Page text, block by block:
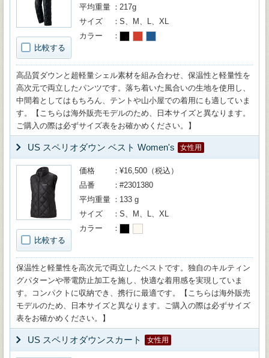
比較する
平均重量
217g
サイズ
S、M、L、XL
カラー
高品質ダウンと超軽量シェル素材を組み合わせ、保温性と軽量性を
高次元で両立したパンツです。落ち着いた風合いの生地を使用し、
中間着としてはもちろん、テントや山小屋での着用にも適していま
す。【こちらは海外販売モデルのため、日本サイズと異なります。
ご購入の際は必ずサイズ表をお確かめください。】
US スペリオダウン ベスト Women's 女性用
比較する
価格
¥16,500（税込）
品番
#2301380
平均重量
133 g
サイズ
S、M、L、XL
カラー
保温性と軽量性を高次元で両立したベストです。独自のキルティン
グパターンや帯電防止加工を施し、快適な着用感を実現していま
す。コンパクトに収納でき、携行に最適です。【こちらは海外販売
モデルのため、日本サイズと異なります。ご購入の際は必ずサイズ
表をお確かめください。】
US スペリオダウンスカート 女性用